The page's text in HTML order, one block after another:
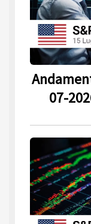
07-